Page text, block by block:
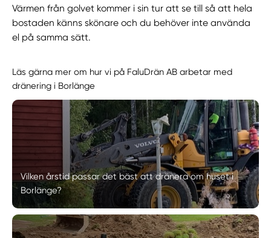
Värmen från golvet kommer i sin tur att se till så att hela
bostaden känns skönare och du behöver inte använda
el på samma sätt.
Läs gärna mer om hur vi på FaluDrän AB arbetar med
dränering i Borlänge
Vilken årstid passar det bäst att dränera om huset i
Borlänge?